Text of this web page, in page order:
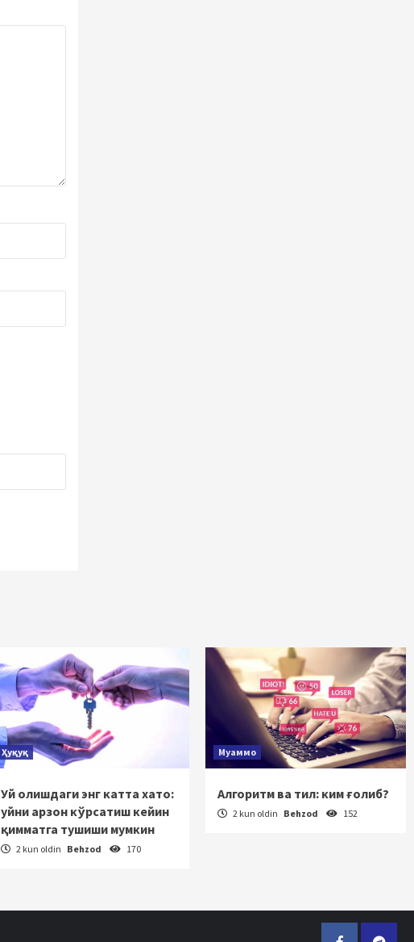
Ҳуқуқ
Уй олишдаги энг катта хато:
уйни арзон кўрсатиш кейин
қимматга тушиши мумкин
2 kun oldin Behzod 170
Муаммо
Алгоритм ва тил: ким ғолиб?
2 kun oldin Behzod 152